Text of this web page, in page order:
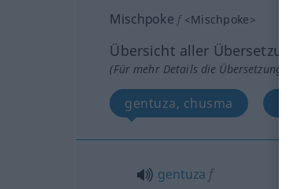
Mischpoke f <Mischpoke>
Übersicht aller
(Für mehr Details die Übersetzung
gentuza, chusma
gentuza f